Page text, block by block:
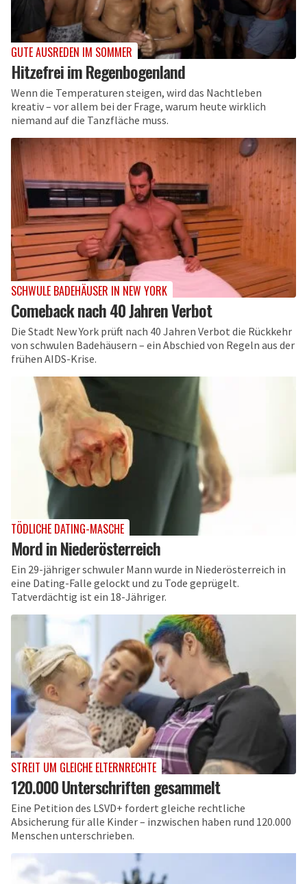
GUTE AUSREDEN IM SOMMER
Hitzefrei im Regenbogenland
Wenn die Temperaturen steigen, wird das Nachtleben
kreativ – vor allem bei der Frage, warum heute wirklich
niemand auf die Tanzfläche muss.
SCHWULE BADEHÄUSER IN NEW YORK
Comeback nach 40 Jahren Verbot
Die Stadt New York prüft nach 40 Jahren Verbot die Rückkehr
von schwulen Badehäusern – ein Abschied von Regeln aus der
frühen AIDS-Krise.
TÖDLICHE DATING-MASCHE
Mord in Niederösterreich
Ein 29-jähriger schwuler Mann wurde in Niederösterreich in
eine Dating-Falle gelockt und zu Tode geprügelt.
Tatverdächtig ist ein 18-Jähriger.
STREIT UM GLEICHE ELTERNRECHTE
120.000 Unterschriften gesammelt
Eine Petition des LSVD+ fordert gleiche rechtliche
Absicherung für alle Kinder – inzwischen haben rund 120.000
Menschen unterschrieben.